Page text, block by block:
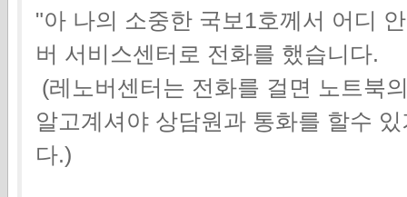
"아 나의 소중한 국보1호께서 어디
버 서비스센터로 전화를 했습니다.
(레노버센터는 전화를 걸면 노트북
알고계셔야 상담원과 통화를 할수
다.)